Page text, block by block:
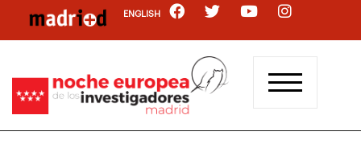
contenido
ENGLISH